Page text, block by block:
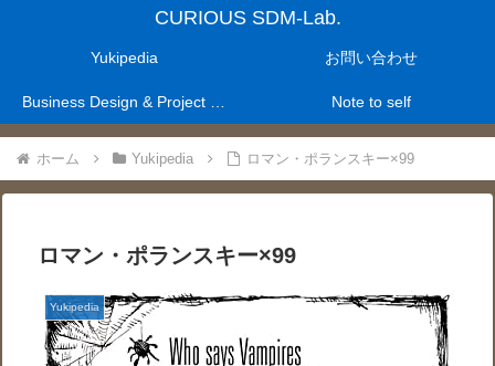
CURIOUS SDM-Lab.
Yukipedia お問い合わせ
Note to self
ホーム Yukipedia ロマン・ポランスキー×99
ロマン・ポランスキー×99
Yukipedia